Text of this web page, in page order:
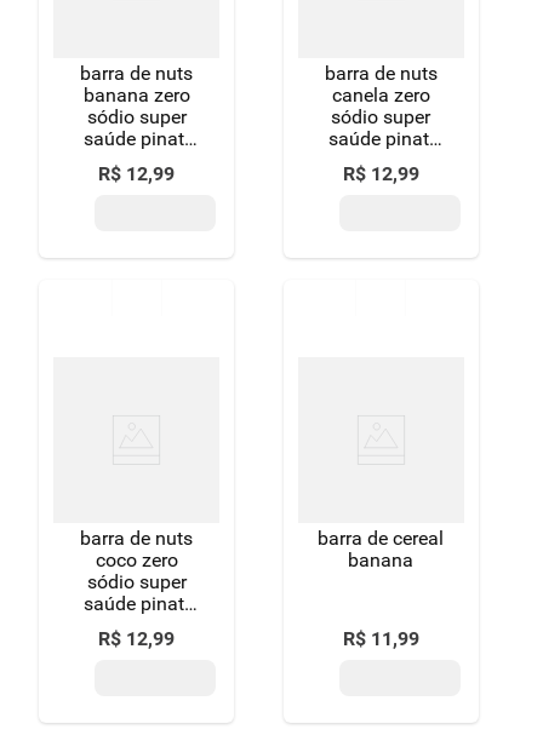
barra de nuts
banana zero
sódio super
saúde pinati
pacote 120g
leve 4 pague 3
R$ 12,99
barra de nuts
canela zero
sódio super
saúde pinati
pacote 120g
leve 4 pague 3
R$ 12,99
barra de nuts
coco zero
sódio super
saúde pinati
pacote 120g
leve 4 pague 3
R$ 12,99
barra de cereal
banana
R$ 11,99